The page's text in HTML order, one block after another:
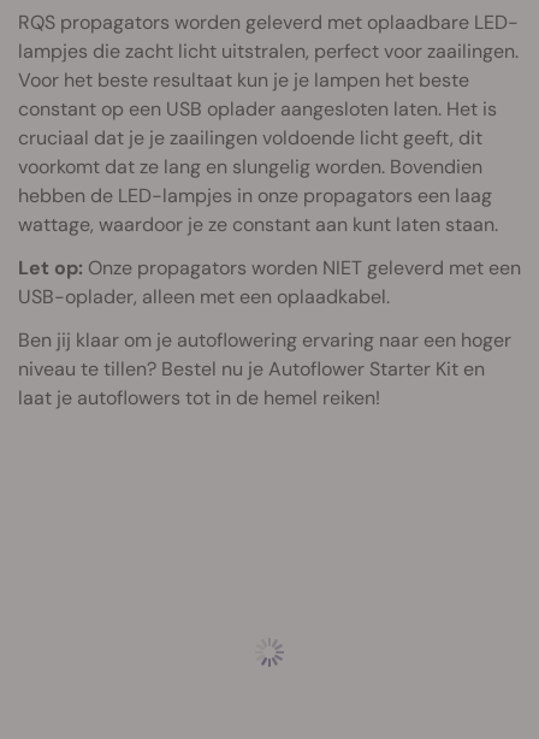
RQS propagators worden geleverd met oplaadbare LED-
lampjes die zacht licht uitstralen, perfect voor zaailingen.
Voor het beste resultaat kun je je lampen het beste
constant op een USB oplader aangesloten laten. Het is
cruciaal dat je je zaailingen voldoende licht geeft, dit
voorkomt dat ze lang en slungelig worden. Bovendien
hebben de LED-lampjes in onze propagators een laag
wattage, waardoor je ze constant aan kunt laten staan.
Let op: Onze propagators worden NIET geleverd met een
USB-oplader, alleen met een oplaadkabel.
Ben jij klaar om je autoflowering ervaring naar een hoger
niveau te tillen? Bestel nu je Autoflower Starter Kit en
laat je autoflowers tot in de hemel reiken!